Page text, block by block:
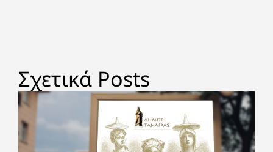
Σχετικά Posts